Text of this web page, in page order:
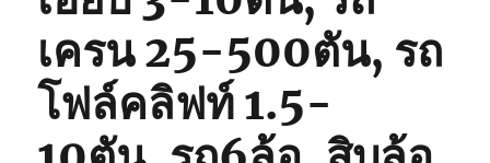
เครน 25-500ตัน, รถ
โฟล์คลิฟท์ 1.5-